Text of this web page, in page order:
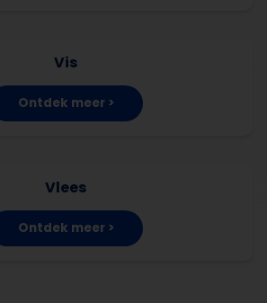
Vis
Ontdek meer >
Vlees
Ontdek meer >